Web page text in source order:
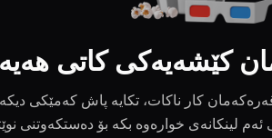
کێشەیەکی کاتی
کار ناکات، تکایە پاش کەمێکی دیکە
لینکانەی خوارەوە بکە بۆ دەستکەوتنی